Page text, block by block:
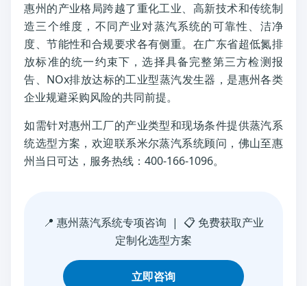
惠州的产业格局跨越了重化工业、高新技术和传统制
造三个维度，不同产业对蒸汽系统的可靠性、洁净
度、节能性和合规要求各有侧重。在广东省超低氮排
放标准的统一约束下，选择具备完整第三方检测报
告、NOx排放达标的工业型蒸汽发生器，是惠州各类
企业规避采购风险的共同前提。
如需针对惠州工厂的产业类型和现场条件提供蒸汽系
统选型方案，欢迎联系米尔蒸汽系统顾问，佛山至惠
州当日可达，服务热线：400-166-1096。
📍 惠州蒸汽系统专项咨询 | 📋 免费获取产业
定制化选型方案
立即咨询